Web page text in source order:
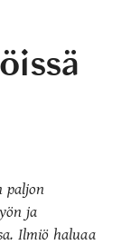
paljon
ja
Ilmiö haluaa